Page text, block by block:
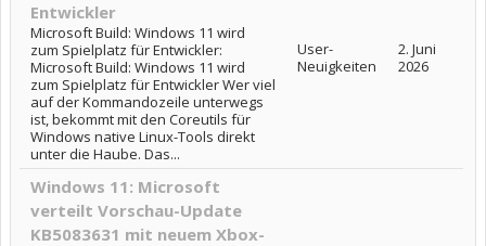
Entwickler
Microsoft Build: Windows 11 wird
zum Spielplatz für Entwickler:
Microsoft Build: Windows 11 wird
zum Spielplatz für Entwickler Wer viel
auf der Kommandozeile unterwegs
ist, bekommt mit den Coreutils für
Windows native Linux-Tools direkt
unter die Haube. Das...
User-
Neuigkeiten
2. Juni
2026
Windows 11: Microsoft
verteilt Vorschau-Update
KB5083631 mit neuem Xbox-